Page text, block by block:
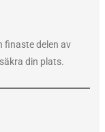
finaste delen av
din plats.